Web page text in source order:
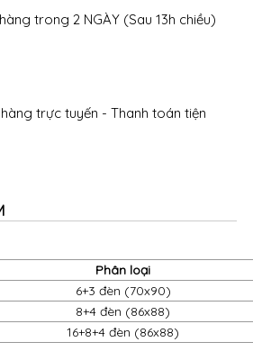
trong 2 NGÀY (Sau 13h chiều)
trực tuyến - Thanh toán tiện
Phân loại
6+3 đèn (70x90)
8+4 đèn (86x88)
16+8+4 đèn (86x88)